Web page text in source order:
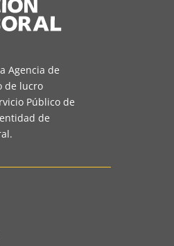
Agencia de
de lucro
Público de
entidad de